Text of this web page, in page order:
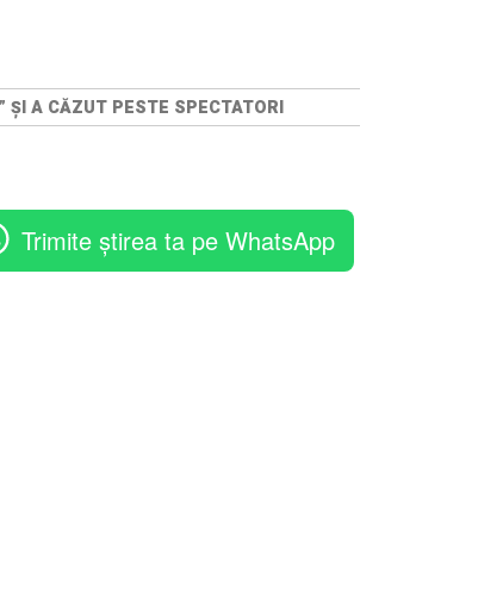
ŞI A CĂZUT PESTE SPECTATORI
Trimite știrea ta pe WhatsApp